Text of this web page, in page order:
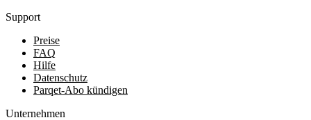
Support
Preise
FAQ
Hilfe
Datenschutz
Parqet-Abo kündigen
Unternehmen